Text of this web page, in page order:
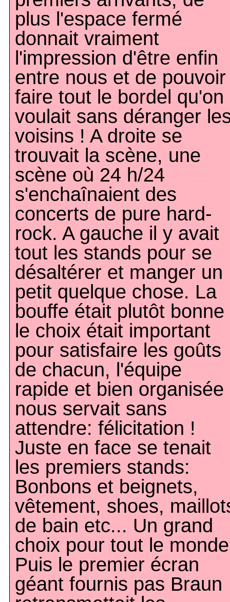
plus l'espace fermé
donnait vraiment
l'impression d'être enfin
entre nous et de pouvoir
faire tout le bordel qu'on
voulait sans déranger
voisins ! A droite se
trouvait la scène, une
scène où 24 h/24
s'enchaînaient des
concerts de pure hard-
rock. A gauche il y avait
tout les stands pour se
désaltérer et manger un
petit quelque chose. La
bouffe était plutôt bonne
le choix était important
pour satisfaire les goûts
de chacun, l'équipe
rapide et bien organisée
nous servait sans
attendre: félicitation !
Juste en face se tenait
les premiers stands:
Bonbons et beignets,
vêtement, shoes,
de bain etc... Un grand
choix pour tout le
Puis le premier écran
géant fournis pas Braun